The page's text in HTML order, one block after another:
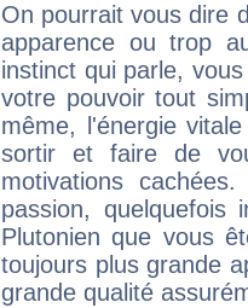
On pourrait vous dire
apparence ou trop
instinct qui parle,
votre pouvoir tout
même, l'énergie
sortir et faire de
motivations
passion, quelquefois
Plutonien que vous
toujours plus grande
grande qualité